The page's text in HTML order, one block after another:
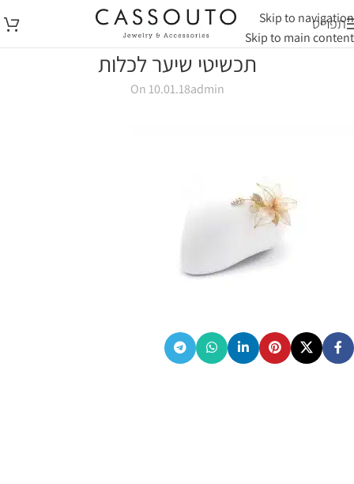
Skip to navigation
Skip to main content
תפריט
תכשיטי שיער לכלות
admin
On 10.01.18